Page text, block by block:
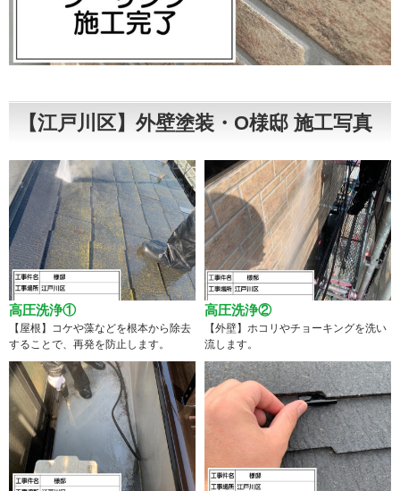
【江戸川区】外壁塗装・O様邸 施工写真
高圧洗浄①
【屋根】コケや藻などを根本から除去
することで、再発を防止します。
高圧洗浄②
【外壁】ホコリやチョーキングを洗い
流します。